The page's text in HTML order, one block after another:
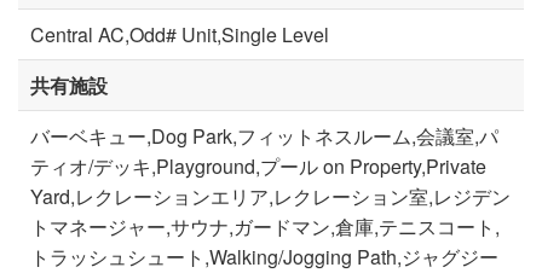
Central AC,Odd# Unit,Single Level
共有施設
バーベキュー,Dog Park,フィットネスルーム,会議室,パ
ティオ/デッキ,Playground,プール on Property,Private
Yard,レクレーションエリア,レクレーション室,レジデン
トマネージャー,サウナ,ガードマン,倉庫,テニスコート,
トラッシュシュート,Walking/Jogging Path,ジャグジー